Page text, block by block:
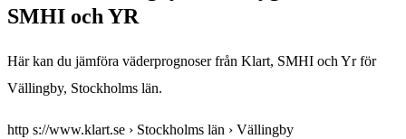
SMHI och YR
Här kan du jämföra väderprognoser från Klart, SMHI och Yr för
Vällingby, Stockholms län.
http s://www.klart.se › Stockholms län › Vällingby